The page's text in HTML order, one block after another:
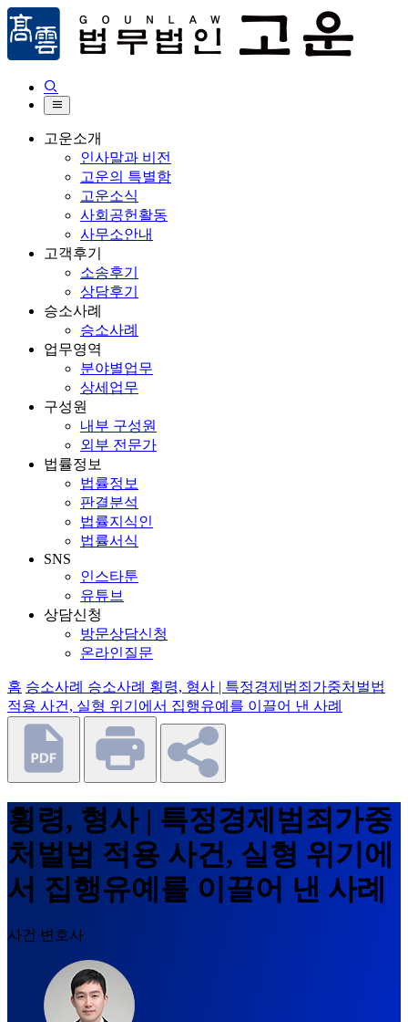


고운소개
인사말과 비전
고운의 특별함
고운소식
사회공헌활동
사무소안내
고객후기
소송후기
상담후기
승소사례
승소사례
업무영역
분야별업무
상세업무
구성원
내부 구성원
외부 전문가
법률정보
법률정보
판결분석
법률지식인
법률서식
SNS
인스타툰
유튜브
상담신청
방문상담신청
온라인질문
홈 승소사례 승소사례 횡령, 형사 | 특정경제범죄가중처벌법
적용 사건, 실형 위기에서 집행유예를 이끌어 낸 사례
횡령, 형사 | 특정경제범죄가중
처벌법 적용 사건, 실형 위기에
서 집행유예를 이끌어 낸 사례
사건 변호사